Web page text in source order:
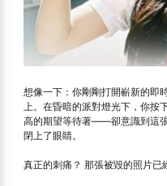
想像一下：你剛剛打開嶄新的即
上。在昏暗的派對燈光下，你按
高的期望等待著——卻意識到這
閉上了眼睛。
真正的刺痛？ 那張被毀的照片已